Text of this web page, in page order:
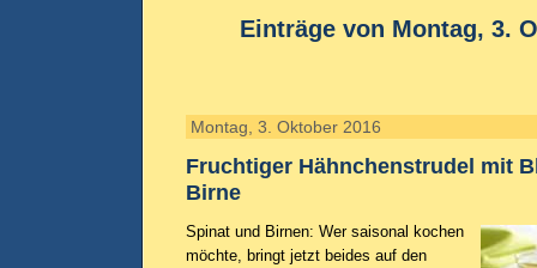
Einträge von Montag, 3.
Montag, 3. Oktober 2016
Fruchtiger Hähnchenstrudel mit
Birne
Spinat und Birnen: Wer saisonal kochen
möchte, bringt jetzt beides auf den